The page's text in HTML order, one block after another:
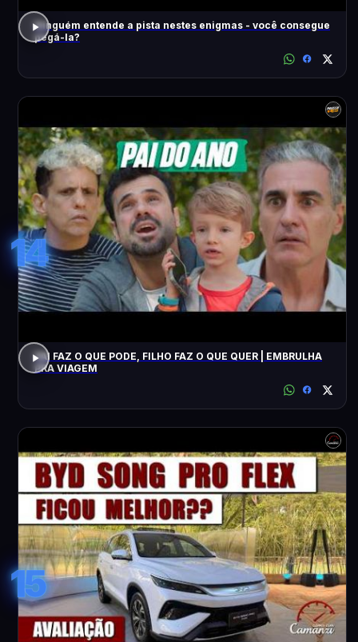
Ninguém entende a pista nestes enigmas - você consegue
pegá-la?
14
PAI FAZ O QUE PODE, FILHO FAZ O QUE QUER | EMBRULHA
PRA VIAGEM
15